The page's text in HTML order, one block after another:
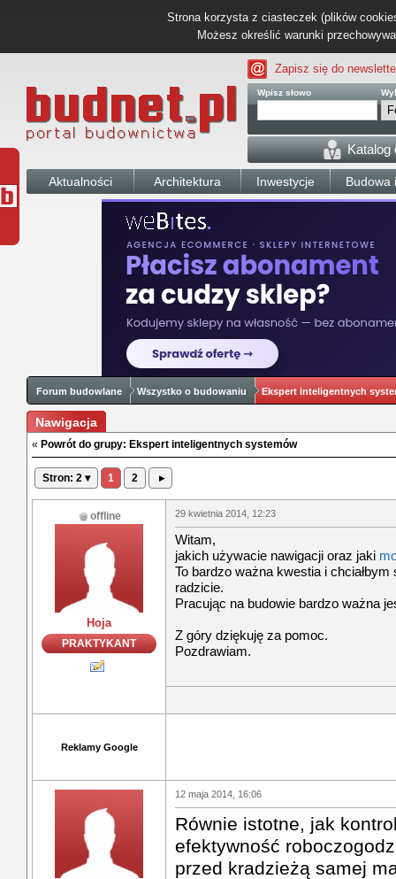
Strona korzysta z ciasteczek (plików
Możesz określić warunki
Zapisz się do
Wpisz słowo
Katalog
Aktualności Architektura Inwestycje Budowa
Forum budowlane Wszystko o budowaniu Ekspert inteligentnych
Nawigacja
« Powrót do grupy: Ekspert inteligentnych systemów
Stron: 2 ▾ 1 2 ▸
offline
Hoja
PRAKTYKANT
29 kwietnia 2014, 12:23
Witam,
jakich używacie nawigacji oraz jaki
To bardzo ważna kwestia i
radzicie.
Pracując na budowie bardzo ważna
Z góry dziękuję za pomoc.
Pozdrawiam.
Reklamy Google
12 maja 2014, 16:06
Równie istotne, jak
efektywność
przed kradzieżą samej